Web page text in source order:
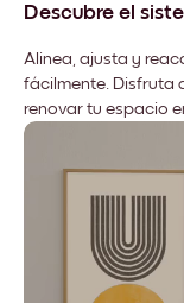
Descubre el
Alinea, ajusta y
fácilmente. Disfruta
renovar tu espacio